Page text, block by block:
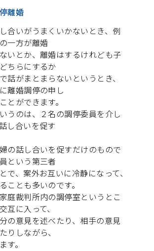
離婚
合いがうまくいかないとき、例
一方が離婚
いとか、離婚はするけれども子
ちらにするか
話がまとまらないというとき、
離婚調停の申し
とができます。
うのは、２名の調停委員を介し
し合いを促す
の話し合いを促すだけのもので
という第三者
で、案外お互いに冷静になって、
ことも多いのです。
庭裁判所内の調停室というとこ
互に入って、
の意見を述べたり、相手の意見
りしながら、
す。